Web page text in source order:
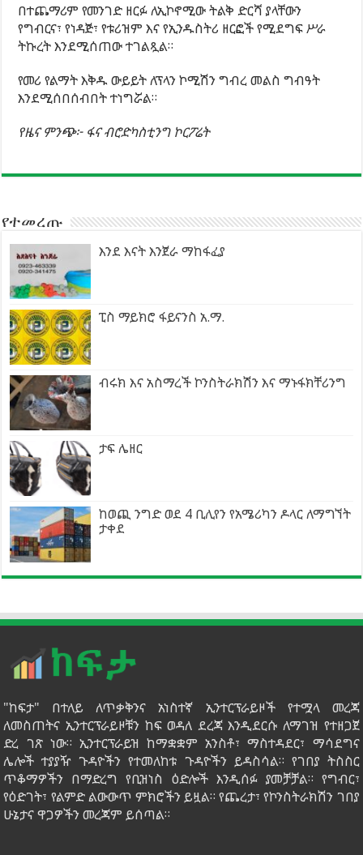
በተጨማሪም የመንገድ ዘርፉ ለኢኮኖሚው ትልቅ ድርሻ ያላቸውን
የግብርና፣ የነዳጅ፣ የቱሪዝም እና የኢንዱስትሪ ዘርፎች የሚደግፍ ሥራ
ትኩረት እንደሚሰጠው ተገልጿል።
የመሪ የልማት እቅዱ ውይይት ለፕላን ኮሚሽን ግብረ መልስ ግብዓት
እንደሚሰበሰብበት ተነግሯል።
የዜና ምንጭ፦ ፋና ብሮድካስቲንግ ኮርፖሬት
የተመረጡ
እንደ እናት እንጀራ ማከፋፈያ
ፒስ ማይክሮ ፋይናንስ አ.ማ.
ብሩክ እና አስማረች ኮንስትራክሽን እና ማኑፋክቸሪንግ
ታፍ ሌዘር
ከወጪ ንግድ ወደ 4 ቢሊየን የአሜሪካን ዶላር ለማግኘት
ታቀደ
"ከፍታ" በተለይ ለጥቃቅንና አነስተኛ ኢንተርፕራይዞች የተሟላ መረጃ
ለመስጠትና ኢንተርፕራይዞቹን ከፍ ወዳለ ደረጃ እንዲደርሱ ለማገዝ የተዘጋጀ
ድረ ገጽ ነው። ኢንተርፕራይዝ ከማቋቋም አንስቶ፣ ማስተዳደር፣ ማሳደግና
ሌሎች ተያያዥ ጉዳዮችን የተመለከቱ ጉዳዮችን ይዳስሳል። የገበያ ትስስር
ጥቆማዎችን በማድረግ የቢዝነስ ዕድሎች እንዲሰፉ ያመቻቻል። የግብር፣
የዕድገት፣ የልምድ ልውውጥ ምክሮችን ይዟል። የጨረታ፣ የኮንስትራክሽን ገበያ
ሁኔታና ዋጋዎችን መረጃም ይሰጣል።